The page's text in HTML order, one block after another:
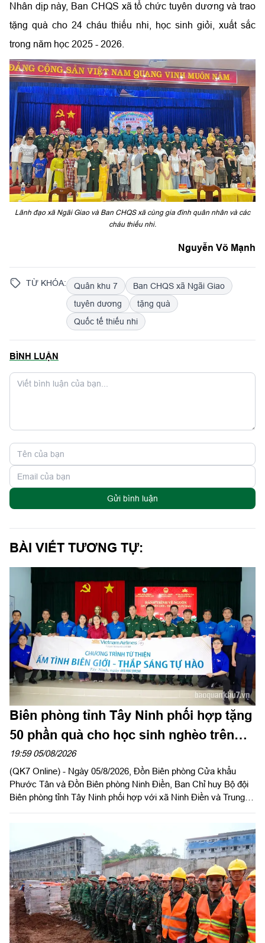
Nhân dịp này, Ban CHQS xã tổ chức tuyên dương và trao
tặng quà cho 24 cháu thiếu nhi, học sinh giỏi, xuất sắc
trong năm học 2025 - 2026.
Lãnh đạo xã Ngãi Giao và Ban CHQS xã cùng gia đình quân nhân và các
cháu thiếu nhi.
Nguyễn Võ Mạnh
TỪ KHÓA: Quân khu 7
Ban CHQS xã Ngãi Giao
tuyên dương
tặng quà
Quốc tế thiếu nhi
BÌNH LUẬN
Gửi bình luận
BÀI VIẾT TƯƠNG TỰ:
Biên phòng tỉnh Tây Ninh phối hợp tặng
50 phần quà cho học sinh nghèo trên
biên giới
19:59 05/08/2026
(QK7 Online) - Ngày 05/8/2026, Đồn Biên phòng Cửa khẩu
Phước Tân và Đồn Biên phòng Ninh Điền, Ban Chỉ huy Bộ đội
Biên phòng tỉnh Tây Ninh phối hợp với xã Ninh Điền và Trung